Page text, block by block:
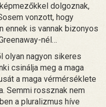
dolgoznak,
vonzott, hogy
ennek is vannak bizonyos
nél…
olyan nagyon sikeres
csinálja meg a maga
a maga vérmérséklete
Semmi rossznak nem
a pluralizmus híve